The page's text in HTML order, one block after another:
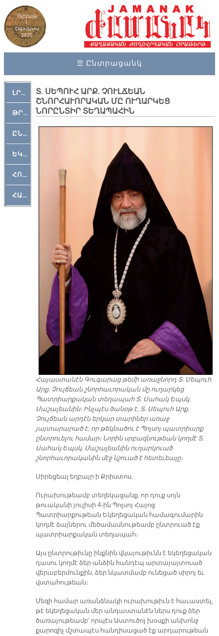
Ուրբաթ
7,
Օգոստոս
2026
☰ Ընտրացանկ
ԼՐԱՀՈՍ
ԹՐՔԱՀԱՅ ԿԵԱՆՔ
ԸՆԿԵՐԱՄՇԱԿՈՒԹԱՅԻՆ
ԵԿԵՂԵՑԱԿԱՆ
ՀՈԳԵՄՏԱՒՈՐ
ՀԱՐԹԱԿ
Տ. ՍԵՊՈՒՀ ԱՐՔ. ՉՈՒԼՃԵԱՆ
ՇՆՈՐՀԱՒՈՐԱԿԱՆ ՄԸ ՈՒՂԱՐԿԵՑ
ՆՈՐԸՆՏԻՐ ՏԵՂԱՊԱՀԻՆ
Հայաստանէն Գուգարաց թեմի առաջնորդ Տ. Սեպուհ
Արք. Չուլճեան շնորհաւորական մը ուղարկեց
Պատրիարքական տեղապահ Տ. Սահակ Եպսկ.
Մաշալեանին։ Ինչպէս ծանօթ է, Տ. Սեպուհ Արք.
Չուլճեան արդէն երկար տարիներ առաջ
յայտարարած է, որ թեկնածու է Պոլսոյ պատրիարք
ընտրուելու համար։ Նորին սրբազնութեան կողմէ Տ.
Սահակ Եպսկ. Մաշալեանին ուղարկուած
շնորհաւորականին մէջ նշուած է հետեւեալը։
Սիրեցեալ եղբայր ի Քրիստոս,
Ուրախութեամբ տեղեկացանք, որ դուք սոյն
թուականի յուլիսի 4-ին Պոլսոյ Հայոց
Պատրիարքութեան Եկեղեցական համագումարին
կողմէ ձայներու մեծամասնութեամբ ընտրուած էք
պատրիարքական տեղապահ։
Այս ընտրութիւնը ինքնին վկայութիւնն է եկեղեցական
դասու կողմէ ձեր անձին հանդէպ արտայայտուած
վերաբերմունքին, ձեր նկատմամբ ունեցած սիրոյ եւ
վստահութեան։
Մեզի համար առանձնակի ուրախութիւն է հաւաստել,
թէ եկեղեցական մեր անդաստանէն ներս դուք ձեր
ծառայութեամբ՝ որպէս Աստուծոյ խօսքի անխոնջ
քարոզիչ մշտապէս հանդիսացած էք արդարութեան